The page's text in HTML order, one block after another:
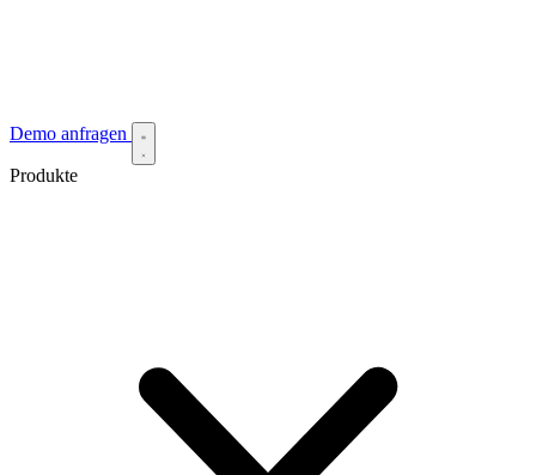
Demo anfragen
Produkte